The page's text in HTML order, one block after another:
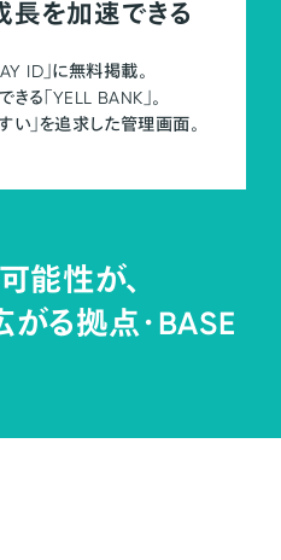
を加速できる
ID」に無料掲載。
る「YELL BANK」。
い」を追求した管理画面。
能性が、
がる拠点・BASE